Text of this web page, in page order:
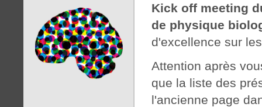
Kick off meeting
de physique
d'excellence sur
Attention après
que la liste des
l'ancienne page